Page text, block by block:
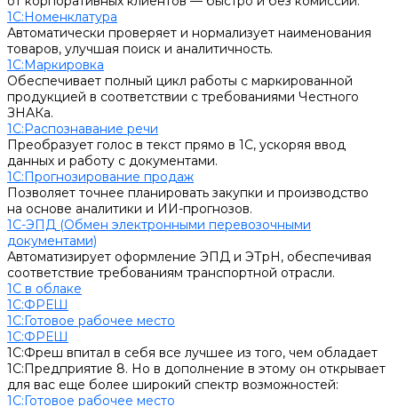
1С:Номенклатура
Автоматически проверяет и нормализует наименования
товаров, улучшая поиск и аналитичность.
1С:Маркировка
Обеспечивает полный цикл работы с маркированной
продукцией в соответствии с требованиями Честного
ЗНАКа.
1С:Распознавание речи
Преобразует голос в текст прямо в 1С, ускоряя ввод
данных и работу с документами.
1С:Прогнозирование продаж
Позволяет точнее планировать закупки и производство
на основе аналитики и ИИ-прогнозов.
1С-ЭПД (Обмен электронными перевозочными
документами)
Автоматизирует оформление ЭПД и ЭТрН, обеспечивая
соответствие требованиям транспортной отрасли.
1С в облаке
1С:ФРЕШ
1C:Готовое рабочее место
1С:ФРЕШ
1С:Фреш впитал в себя все лучшее из того, чем обладает
1С:Предприятие 8. Но в дополнение в этому он открывает
для вас еще более широкий спектр возможностей:
1C:Готовое рабочее место